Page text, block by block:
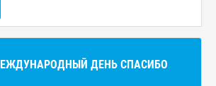
ДЕНЬ СПАСИБО